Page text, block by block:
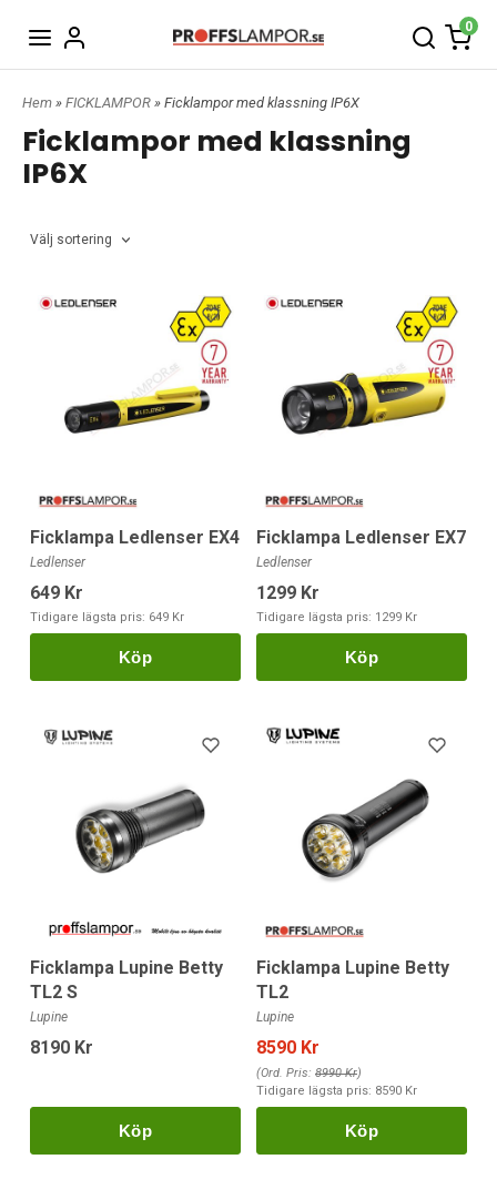
0
Hem » FICKLAMPOR » Ficklampor med klassning IP6X
Ficklampor med klassning
IP6X
Välj sortering
Ficklampa Ledlenser EX4
Ledlenser
649 Kr
Tidigare lägsta pris: 649 Kr
Köp
Ficklampa Ledlenser EX7
Ledlenser
1299 Kr
Tidigare lägsta pris: 1299 Kr
Köp
Ficklampa Lupine Betty
TL2 S
Lupine
8190 Kr
Köp
Ficklampa Lupine Betty
TL2
Lupine
8590 Kr
(Ord. Pris: 8990 Kr)
Tidigare lägsta pris: 8590 Kr
Köp